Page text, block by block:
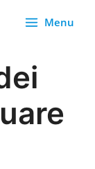
Menu